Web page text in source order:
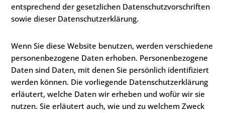
entsprechend der gesetzlichen Datenschutzvorschriften
sowie dieser Datenschutzerklärung.
Wenn Sie diese Website benutzen, werden verschiedene
personenbezogene Daten erhoben. Personenbezogene
Daten sind Daten, mit denen Sie persönlich identifiziert
werden können. Die vorliegende Datenschutzerklärung
erläutert, welche Daten wir erheben und wofür wir sie
nutzen. Sie erläutert auch, wie und zu welchem Zweck